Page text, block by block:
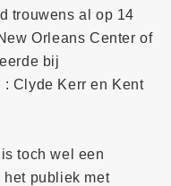
trouwens al op 14
Orleans Center of
bij
Clyde Kerr en Kent
toch wel een
publiek met